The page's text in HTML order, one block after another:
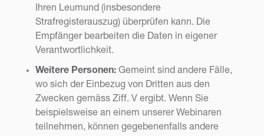
Ihren Leumund (insbesondere
Strafregisterauszug) überprüfen kann. Die
Empfänger bearbeiten die Daten in eigener
Verantwortlichkeit.
Weitere Personen:Gemeint sind andere Fälle,
wo sich der Einbezug von Dritten aus den
Zwecken gemäss Ziff. V ergibt. Wenn Sie
beispielsweise an einem unserer Webinaren
teilnehmen, können gegebenenfalls andere